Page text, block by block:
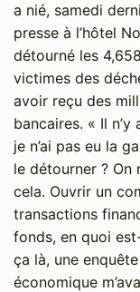
a nié, samedi
presse à l’hôtel
détourné les
victimes des
avoir reçu des
bancaires. « Il
je n’ai pas eu la
le détourner ? On
cela. Ouvrir un
transactions
fonds, en quoi
ça là, une
économique